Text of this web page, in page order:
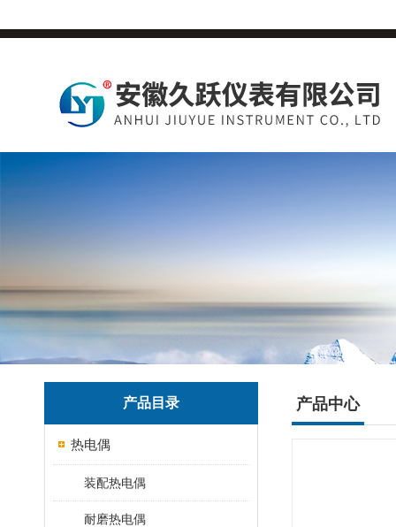
产品目录
热电偶
装配热电偶
耐磨热电偶
产品中心